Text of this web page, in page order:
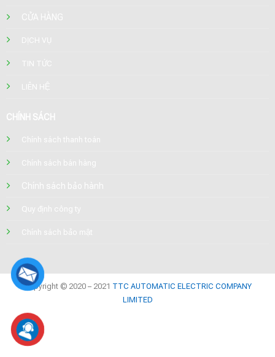
CỬA HÀNG
DỊCH VỤ
TIN TỨC
LIÊN HỆ
CHÍNH SÁCH
Chính sách thanh toán
Chính sách bán hàng
Chính sách bảo hành
Quy định công ty
Chính sách bảo mật
Copyright © 2020 – 2021 TTC AUTOMATIC ELECTRIC COMPANY
LIMITED